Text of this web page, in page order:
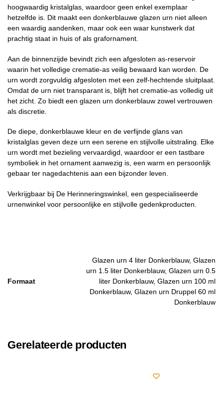
hoogwaardig kristalglas, waardoor geen enkel exemplaar
hetzelfde is. Dit maakt een donkerblauwe glazen urn niet alleen
een waardig aandenken, maar ook een waar kunstwerk dat
prachtig staat in huis of als grafornament.
Aan de binnenzijde bevindt zich een afgesloten as-reservoir
waarin het volledige crematie-as veilig bewaard kan worden. De
urn wordt zorgvuldig afgesloten met een zelf-hechtende sluitplaat.
Omdat de urn niet transparant is, blijft het crematie-as volledig uit
het zicht. Zo biedt een glazen urn donkerblauw zowel vertrouwen
als discretie.
De diepe, donkerblauwe kleur en de verfijnde glans van
kristalglas geven deze urn een serene en stijlvolle uitstraling. Elke
urn wordt met bezieling vervaardigd, waardoor er een tastbare
symboliek in het ornament aanwezig is, een warm en persoonlijk
gebaar ter nagedachtenis aan een bijzonder leven.
Verkrijgbaar bij De Herinneringswinkel, een gespecialiseerde
urnenwinkel voor persoonlijke en stijlvolle gedenkproducten.
Formaat
Glazen urn 4 liter Donkerblauw, Glazen
urn 1.5 liter Donkerblauw, Glazen urn 0.5
liter Donkerblauw, Glazen urn 100 ml
Donkerblauw, Glazen urn Druppel 60 ml
Donkerblauw
Gerelateerde producten